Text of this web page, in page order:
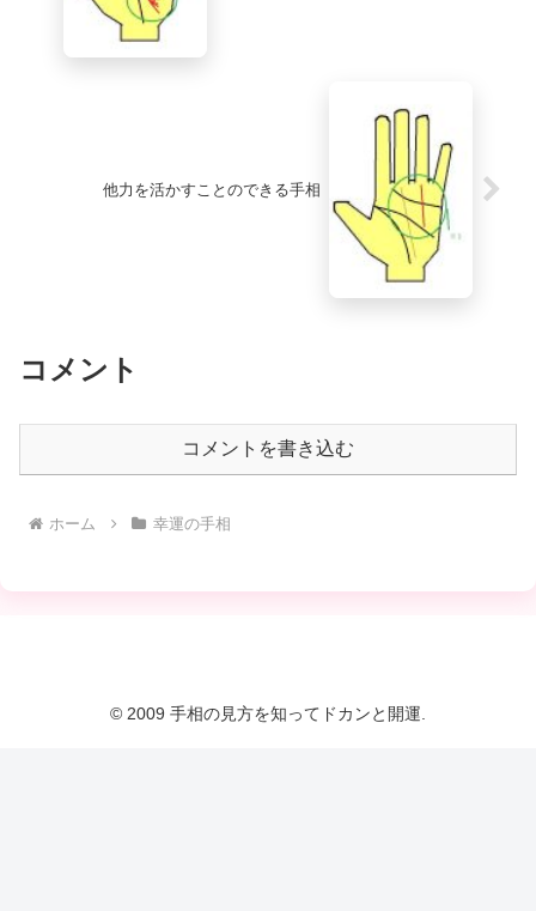
他力を活かすことのできる手相
コメント
コメントを書き込む
ホーム 幸運の手相
© 2009 手相の見方を知ってドカンと開運.